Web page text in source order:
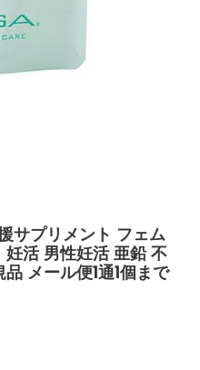
サプリメント フェム
活 男性妊活 亜鉛 不
メール便1通1個まで